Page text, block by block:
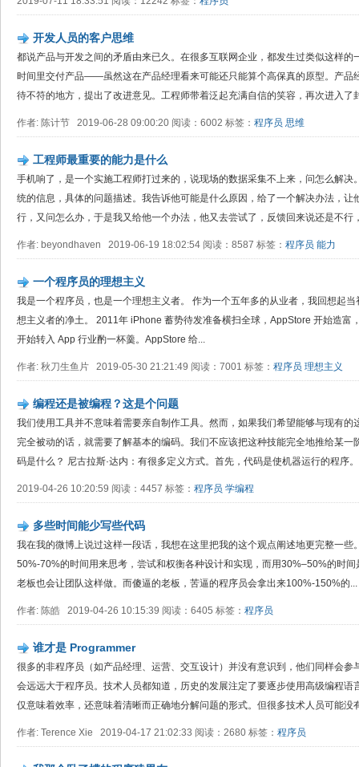
开发人员的客户思维
都说产品与开发之间的矛盾由来已久。在很多互联网企业，都发生过类似这样的
时间里交付产品——虽然这在产品经理看来可能还只能算个高保真的原型。产品
待不符的地方，提出了改进意见。工程师带着泛起充满自信的笑容，再次进入了
作者: 陈计节 2019-06-28 09:00:20 阅读：6002 标签： 程序员 思维
工程师最重要的能力是什么
手机响了，是一个实施工程师打过来的，说现场的数据采集不上来，问怎么解
统的信息，具体的问题描述。我告诉他可能是什么原因，给了一个解决办法，让
行，又问怎么办，于是我又给他一个办法，他又去尝试了，反馈回来说还是不行
作者: beyondhaven 2019-06-19 18:02:54 阅读：8587 标签： 程序员 能力
一个程序员的理想主义
我是一个程序员，也是一个理想主义者。 作为一个五年多的从业者，我回想起
想主义者的净土。 2011年 iPhone 蓄势待发准备横扫全球，AppStore 开始造富
开始转入 App 行业酌一杯羹。AppStore 给...
作者: 秋刀生鱼片 2019-05-30 21:21:49 阅读：7001 标签： 程序员 理想主义
编程还是被编程？这是个问题
我们使用工具并不意味着需要亲自制作工具。然而，如果我们希望能够与现有
完全被动的话，就需要了解基本的编码。我们不应该把这种技能完全地推给某一
码是什么？ 尼古拉斯·达内：有很多定义方式。首先，代码是使机器运行的程序
2019-04-26 10:20:59 阅读：4457 标签： 程序员 学编程
多些时间能少写些代码
我在我的微博上说过这样一段话，我想在这里把我的这个观点阐述地更完整一些
50%-70%的时间用来思考，尝试和权衡各种设计和实现，而用30%–50%的时
老板也会让团队这样做。而傻逼的老板，苦逼的程序员会拿出来100%-150%的...
作者: 陈皓 2019-04-26 10:15:39 阅读：6405 标签： 程序员
谁才是 Programmer
很多的非程序员（如产品经理、运营、交互设计）并没有意识到，他们同样会
会远远大于程序员。技术人员都知道，历史的发展注定了要逐步使用高级编程
仅意味着效率，还意味着清晰而正确地分解问题的形式。但很多技术人员可能没
作者: Terence Xie 2019-04-17 21:02:33 阅读：2680 标签： 程序员